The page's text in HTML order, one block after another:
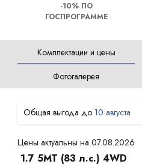
-10% ПО
ГОСПРОГРАММЕ
Комплектации и цены
Фотогалерея
10 августа
Цены актуальны на 07.08.2026
1.7 5МТ (83 л.с.) 4WD